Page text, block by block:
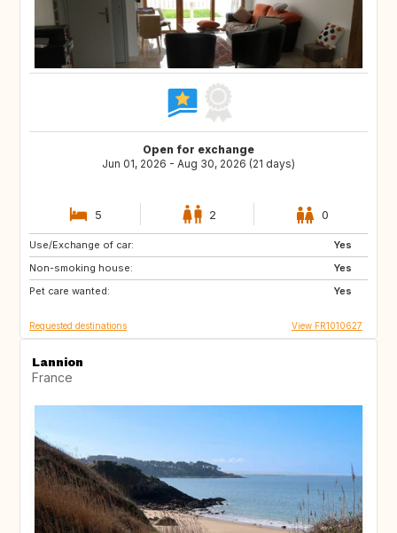
Open for exchange
Jun 01, 2026 - Aug 30, 2026 (21 days)
5 2 0
Use/Exchange of car:
Yes
Non-smoking house:
Yes
Pet care wanted:
Yes
IE
IT
CA
Requested destinations View FR1010627
Lannion
France